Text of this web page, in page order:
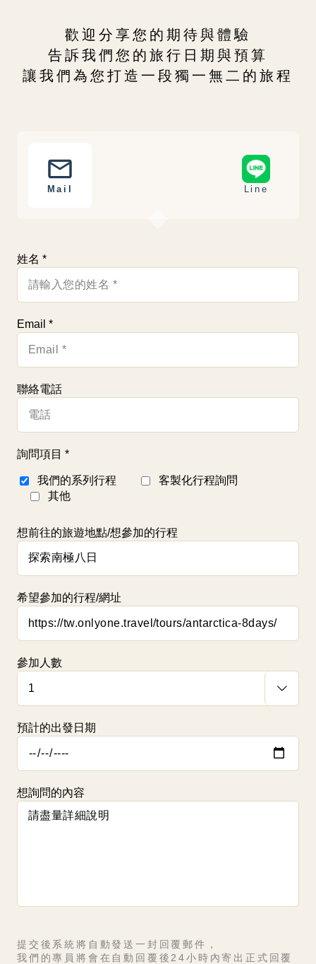
歡迎分享您的期待與體驗
告訴我們您的旅行日期與預算
讓我們為您打造一段獨一無二的旅程
Mail Line
姓名 *
Email *
聯絡電話
詢問項目 *
我們的系列行程
客製化行程詢問
其他
想前往的旅遊地點/想參加的行程
希望參加的行程/網址
參加人數

預計的出發日期
想詢問的內容
提交後系統將自動發送一封回覆郵件，
我們的專員將會在自動回覆後24小時內寄出正式回覆